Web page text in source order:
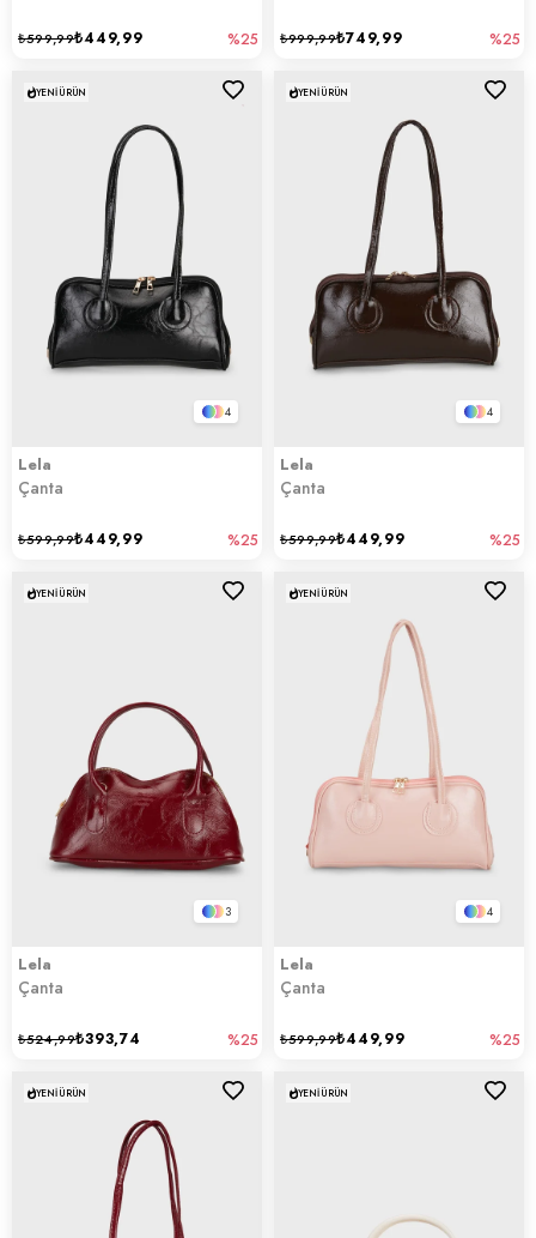
₺449,99
₺599,99 %25 ₺749,99
₺999,99 %25
4
Lela
Çanta
₺449,99
₺599,99 %25
YENI ÜRÜN
4
Lela
Çanta
₺449,99
₺599,99 %25
YENI ÜRÜN
3
Lela
Çanta
₺393,74
₺524,99 %25
YENI ÜRÜN
4
Lela
Çanta
₺449,99
₺599,99 %25
YENI ÜRÜN
YENI ÜRÜN YENI ÜRÜN